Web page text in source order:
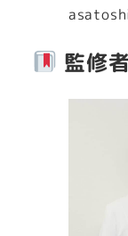
監修